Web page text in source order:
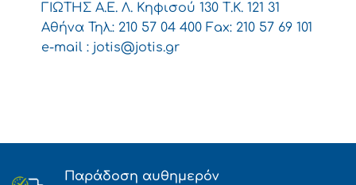
ΓΙΩΤΗΣ Α.Ε. Λ. Κηφισού 130 Τ.Κ. 121 31
Αθήνα Τηλ.: 210 57 04 400 Fax: 210 57 69 101
e-mail : jotis@jotis.gr
Παράδοση αυθημερόν